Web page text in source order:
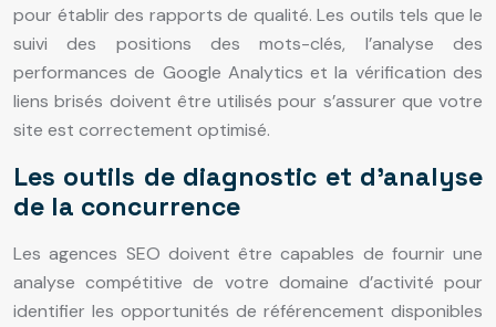
pour établir des rapports de qualité. Les outils tels que le
suivi des positions des mots-clés, l’analyse des
performances de Google Analytics et la vérification des
liens brisés doivent être utilisés pour s’assurer que votre
site est correctement optimisé.
Les outils de diagnostic et d’analyse
de la concurrence
Les agences SEO doivent être capables de fournir une
analyse compétitive de votre domaine d’activité pour
identifier les opportunités de référencement disponibles